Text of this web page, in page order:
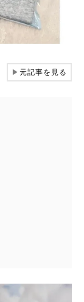
▶元記事を見る